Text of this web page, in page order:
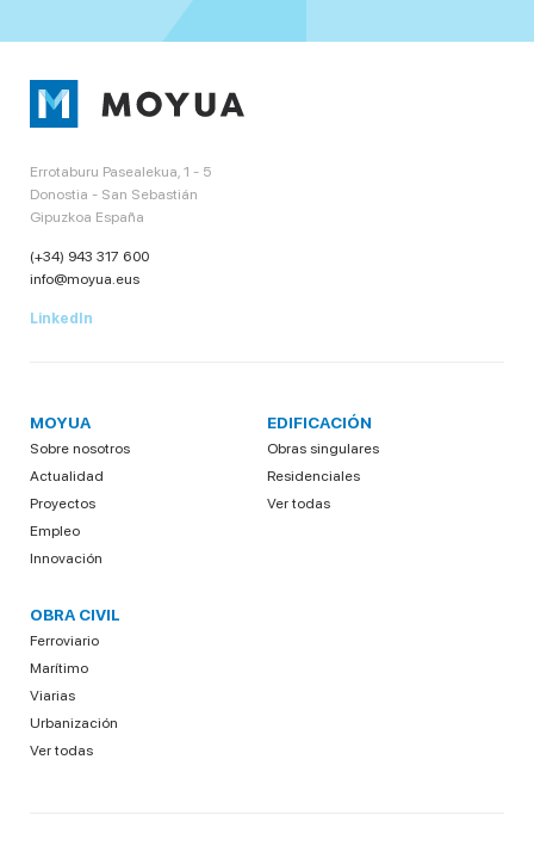
Errotaburu Pasealekua, 1 - 5
Donostia - San Sebastián
Gipuzkoa España
(+34) 943 317 600
info@moyua.eus
LinkedIn
MOYUA
Sobre nosotros
Actualidad
Proyectos
Empleo
Innovación
EDIFICACIÓN
Obras singulares
Residenciales
Ver todas
OBRA CIVIL
Ferroviario
Marítimo
Viarias
Urbanización
Ver todas